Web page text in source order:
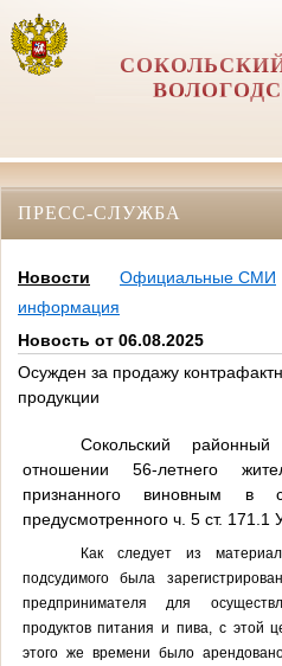
ПРЕСС-СЛУЖБА
Новости Официальные СМИ
информация
Новость от 06.08.2025
Осужден за продажу
продукции
Сокольский
отношении 56-летнего
признанного виновным в
предусмотренного ч. 5 ст. 171.1
Как следует из
подсудимого была
предпринимателя для
продуктов питания и пива, с этой
этого же времени было